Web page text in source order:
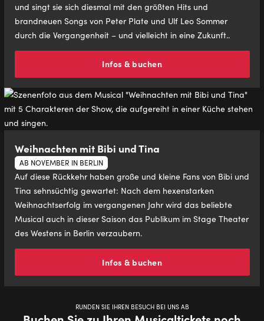
und singt sie sich diesmal mit den größten Hits und
brandneuen Songs von Peter Plate und Ulf Leo Sommer
durch die Vergangenheit – und vielleicht in eine Zukunft..
Infos & buchen
Weihnachten mit Bibi und Tina
AB NOVEMBER IN BERLIN
Auf diese Rückkehr haben große und kleine Fans von Bibi und
Tina sehnsüchtig gewartet: Nach dem hexenstarken
Weihnachtserfolg im vergangenen Jahr wird das beliebte
Musical auch in dieser Saison das Publikum im Stage Theater
des Westens in Berlin verzaubern.
Infos & buchen
RUNDEN SIE IHREN BESUCH BEI UNS AB